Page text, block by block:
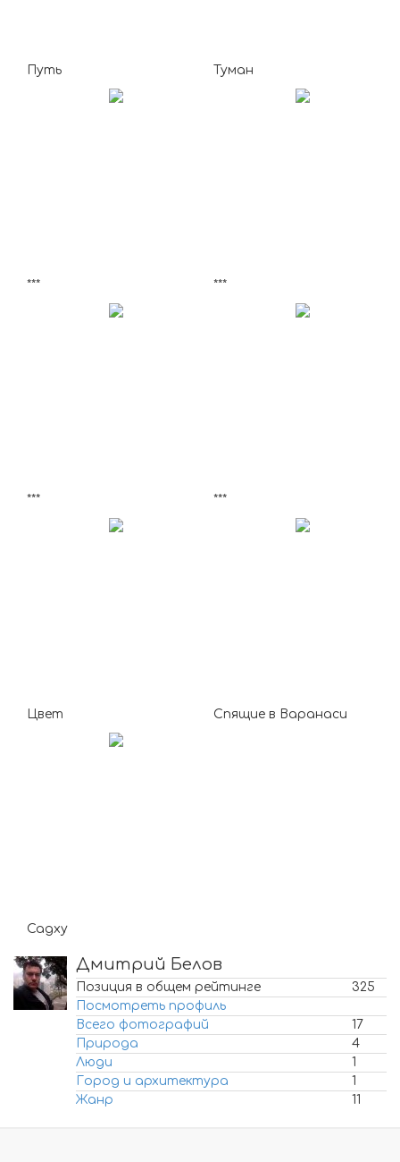
Путь Туман
*** ***
*** ***
Цвет Спящие в Варанаси
Садху
Дмитрий Белов
Позиция в общем рейтинге
325
Посмотреть профиль
Всего фотографий
17
Природа
4
Люди
1
Город и архитектура
1
Жанр
11